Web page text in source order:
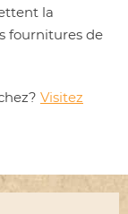
la
fournitures de
Visitez